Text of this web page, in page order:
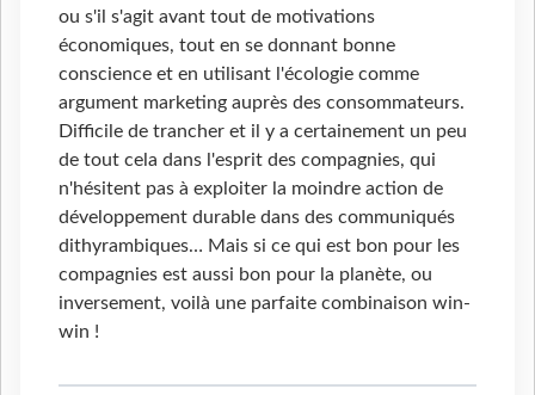
ou s'il s'agit avant tout de motivations
économiques, tout en se donnant bonne
conscience et en utilisant l'écologie comme
argument marketing auprès des consommateurs.
Difficile de trancher et il y a certainement un peu
de tout cela dans l'esprit des compagnies, qui
n'hésitent pas à exploiter la moindre action de
développement durable dans des communiqués
dithyrambiques… Mais si ce qui est bon pour les
compagnies est aussi bon pour la planète, ou
inversement, voilà une parfaite combinaison win-
win !